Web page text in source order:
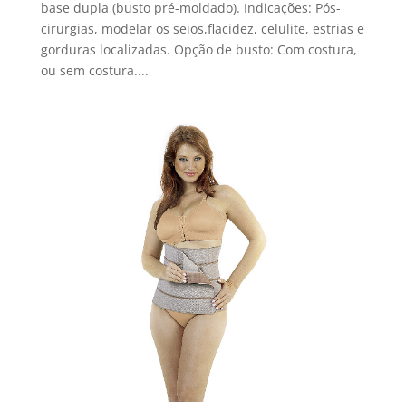
base dupla (busto pré-moldado). Indicações: Pós-
cirurgias, modelar os seios,flacidez, celulite, estrias e
gorduras localizadas. Opção de busto: Com costura,
ou sem costura....